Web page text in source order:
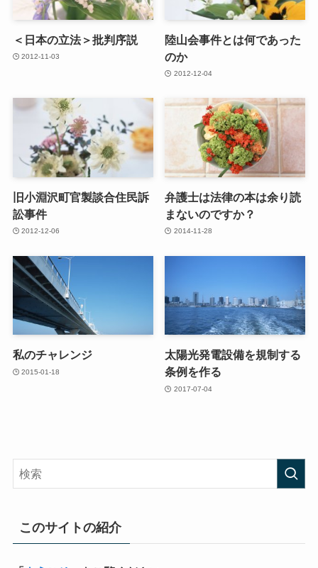
＜日本の立法＞批判序説
2012-11-03
陸山会事件とは何であった
のか
2012-12-04
旧小淵沢町官製談合住民訴
訟事件
2012-12-06
弁護士は法律の本は余り読
まないのですか？
2014-11-28
私のチャレンジ
2015-01-18
太陽光発電設備を規制する
条例を作る
2017-07-04
このサイトの紹介